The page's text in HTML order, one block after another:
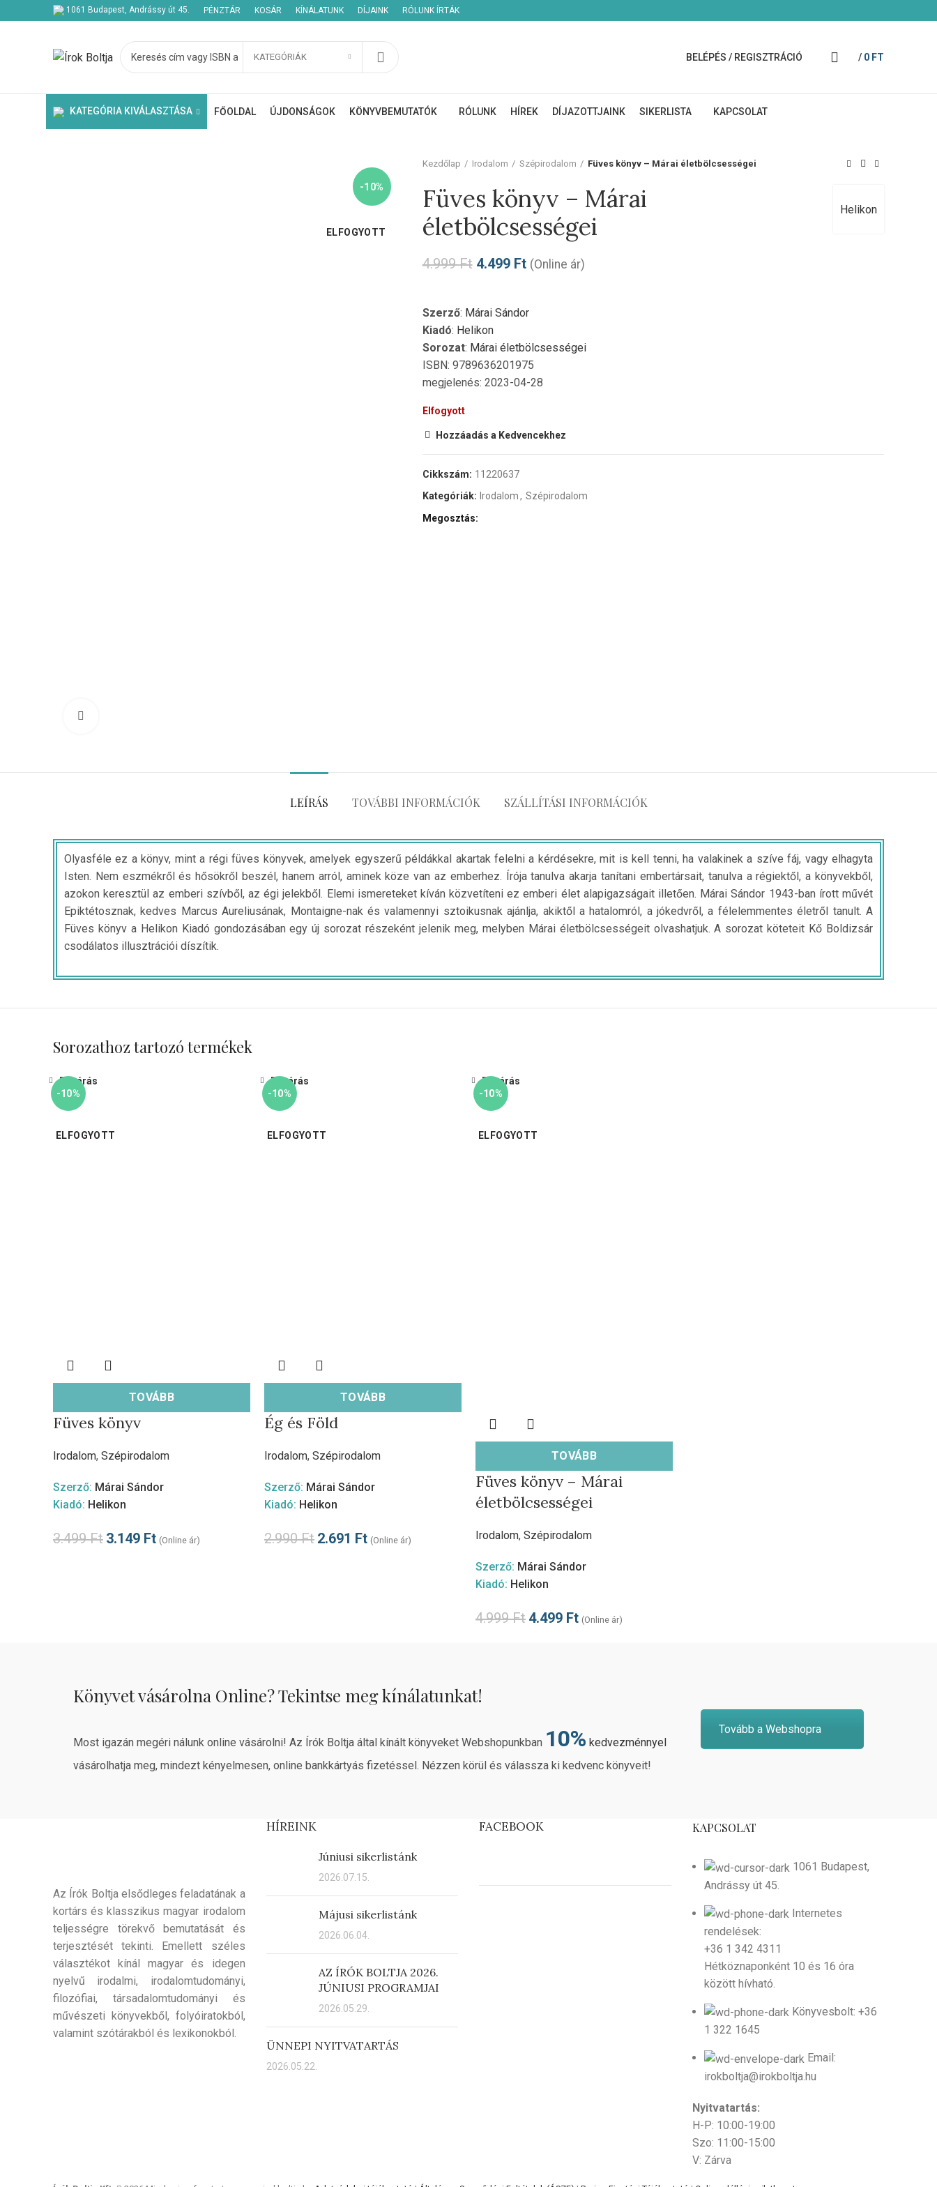
1061 Budapest, Andrássy út 45. PÉNZTÁR KOSÁR KÍNÁLATUNK DÍJAINK RÓLUNK ÍRTÁK
KATEGÓRIÁK BELÉPÉS / REGISZTRÁCIÓ / 0 FT
KATEGÓRIA KIVÁLASZTÁSA FŐOLDAL ÚJDONSÁGOK KÖNYVBEMUTATÓK RÓLUNK HÍREK DÍJAZOTTJAINK SIKERLISTA KAPCSOLAT
-10%
ELFOGYOTT
Kezdőlap Irodalom Szépirodalom Füves könyv – Márai életbölcsességei
Helikon
Füves könyv – Márai
életbölcsességei
4.999Ft 4.499 Ft (Online ár)
Szerző: Márai Sándor
Kiadó: Helikon
Sorozat: Márai életbölcsességei
ISBN: 9789636201975
megjelenés: 2023-04-28
Elfogyott
Hozzáadás a Kedvencekhez
Cikkszám: 11220637
Kategóriák: Irodalom, Szépirodalom
Megosztás
LEÍRÁS TOVÁBBI INFORMÁCIÓK SZÁLLÍTÁSI INFORMÁCIÓK
Olyasféle ez a könyv, mint a régi füves könyvek, amelyek egyszerű példákkal akartak felelni a kérdésekre, mit is kell tenni, ha valakinek a szíve fáj, vagy elhagyta
Isten. Nem eszmékről és hősökről beszél, hanem arról, aminek köze van az emberhez. Írója tanulva akarja tanítani embertársait, tanulva a régiektől, a könyvekből,
azokon keresztül az emberi szívből, az égi jelekből. Elemi ismereteket kíván közvetíteni ez emberi élet alapigazságait illetően. Márai Sándor 1943-ban írott művét
Epiktétosznak, kedves Marcus Aureliusának, Montaigne-nak és valamennyi sztoikusnak ajánlja, akiktől a hatalomról, a jókedvről, a félelemmentes életről tanult. A
Füves könyv a Helikon Kiadó gondozásában egy új sorozat részeként jelenik meg, melyben Márai életbölcsességeit olvashatjuk. A sorozat köteteit Kő Boldizsár
csodálatos illusztrációi díszítik.
Sorozathoz tartozó termékek
-10%
ELFOGYOTT
TOVÁBB
Bezárás
Füves könyv
Irodalom, Szépirodalom
Szerző: Márai Sándor
Kiadó: Helikon
3.499Ft 3.149 Ft (Online ár)
-10%
ELFOGYOTT
TOVÁBB
Bezárás
Ég és Föld
Irodalom, Szépirodalom
Szerző: Márai Sándor
Kiadó: Helikon
2.990Ft 2.691 Ft (Online ár)
-10%
ELFOGYOTT
TOVÁBB
Bezárás
Füves könyv – Márai
életbölcsességei
Irodalom, Szépirodalom
Szerző: Márai Sándor
Kiadó: Helikon
4.999Ft 4.499 Ft (Online ár)
Könyvet vásárolna Online? Tekintse meg kínálatunkat!
Most igazán megéri nálunk online vásárolni! Az Írók Boltja által kínált könyveket Webshopunkban 10% kedvezménnyel
vásárolhatja meg, mindezt kényelmesen, online bankkártyás fizetéssel. Nézzen körül és válassza ki kedvenc könyveit!
Tovább a Webshopra
Az Írók Boltja elsődleges feladatának a
kortárs és klasszikus magyar irodalom
teljességre törekvő bemutatását és
terjesztését tekinti. Emellett széles
választékot kínál magyar és idegen
nyelvű irodalmi, irodalomtudományi,
filozófiai, társadalomtudományi és
művészeti könyvekből, folyóiratokból,
valamint szótárakból és lexikonokból.
HÍREINK
Júniusi sikerlistánk
2026.07.15.
Májusi sikerlistánk
2026.06.04.
AZ ÍRÓK BOLTJA 2026.
JÚNIUSI PROGRAMJAI
2026.05.29.
ÜNNEPI NYITVATARTÁS
2026.05.22.
FACEBOOK KAPCSOLAT
1061 Budapest,
Andrássy út 45.
Internetes
rendelések:
+36 1 342 4311
Hétköznaponként 10 és 16 óra
között hívható.
Könyvesbolt: +36
1 322 1645
Email:
irokboltja@irokboltja.hu
Nyitvatartás:
H-P: 10:00-19:00
Szo: 11:00-15:00
V: Zárva
Kezdje el gépelni a keresett bejegyzések megtekintéséhez.